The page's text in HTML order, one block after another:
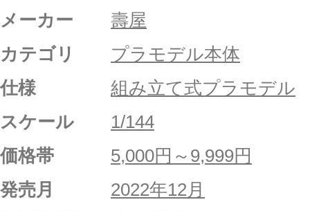
メーカー
壽屋
カテゴリ
プラモデル本体
仕様
組み立て式プラモデル
スケール
1/144
価格帯
5,000円～9,999円
発売月
2022年12月